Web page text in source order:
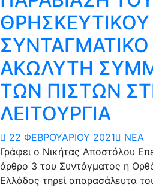
ΑΚΩΛΥΤΗ
ΤΩΝ ΠΙΣΤΩΝ
ΛΕΙΤΟΥΡΓΙΑ
22 ΦΕΒΡΟΥΑΡΊΟΥ 2021
ΝΈΑ
Γράφει ο Νικήτας Αποστόλου
άρθρο 3 του Συντάγματος η
Ελλάδος τηρεί απαρασάλευτα